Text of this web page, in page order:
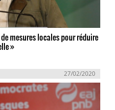
mesures locales pour réduire
»
27/02/2020